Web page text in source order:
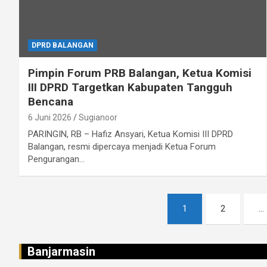
DPRD BALANGAN
Pimpin Forum PRB Balangan, Ketua Komisi
III DPRD Targetkan Kabupaten Tangguh
Bencana
6 Juni 2026 Sugianoor
PARINGIN, RB – Hafiz Ansyari, Ketua Komisi III DPRD
Balangan, resmi dipercaya menjadi Ketua Forum
Pengurangan…
1 2 …
Banjarmasin